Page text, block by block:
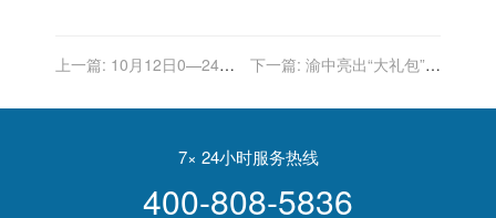
上一篇: 10月12日0—24
者1例，为新加坡输入
下一篇: 渝中亮出“大礼包”获
7× 24小时服务热线
400-808-5836